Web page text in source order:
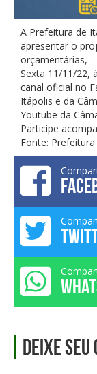
A Prefeitura de
apresentar o
orçamentárias,
Sexta 11/11/22,
canal oficial no
Itápolis e da
Youtube da
Participe
Fonte:
Deixe